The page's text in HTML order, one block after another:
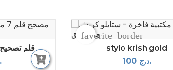
stylo krish gold
100 د.ج.
favorite_border
قلم تصحيح
50 د.ج.